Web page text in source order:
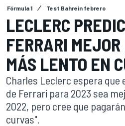
Fórmula 1 Test Bahrein febrero
LECLERC
FERRARI
MÁS LENTO EN
Charles Leclerc espera que
de Ferrari para 2023 sea
2022, pero cree que
curvas".